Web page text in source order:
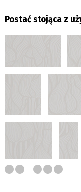
Postać stojąca z